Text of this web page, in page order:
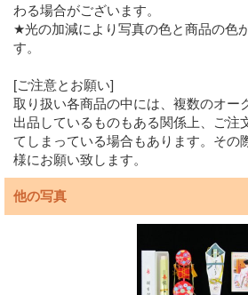
わる場合がございます。
★光の加減により写真の色と商品の色
す。
[ご注意とお願い]
取り扱い各商品の中には、複数のオー
出品しているものもある関係上、ご注
てしまっている場合もあります。その
様にお願い致します。
他の写真